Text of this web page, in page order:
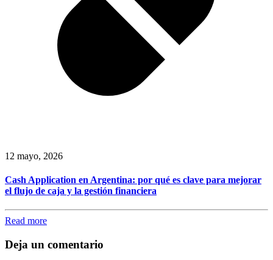
12 mayo, 2026
Cash Application en Argentina: por qué es clave para mejorar
el flujo de caja y la gestión financiera
Read more
Deja un comentario